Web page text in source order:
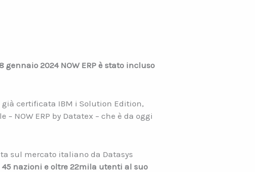
gennaio 2024 NOW ERP è stato incluso
già certificata IBM i Solution Edition,
NOW ERP by Datatex – che è da oggi
sul mercato italiano da Datasys
nazioni e oltre 22mila utenti al suo